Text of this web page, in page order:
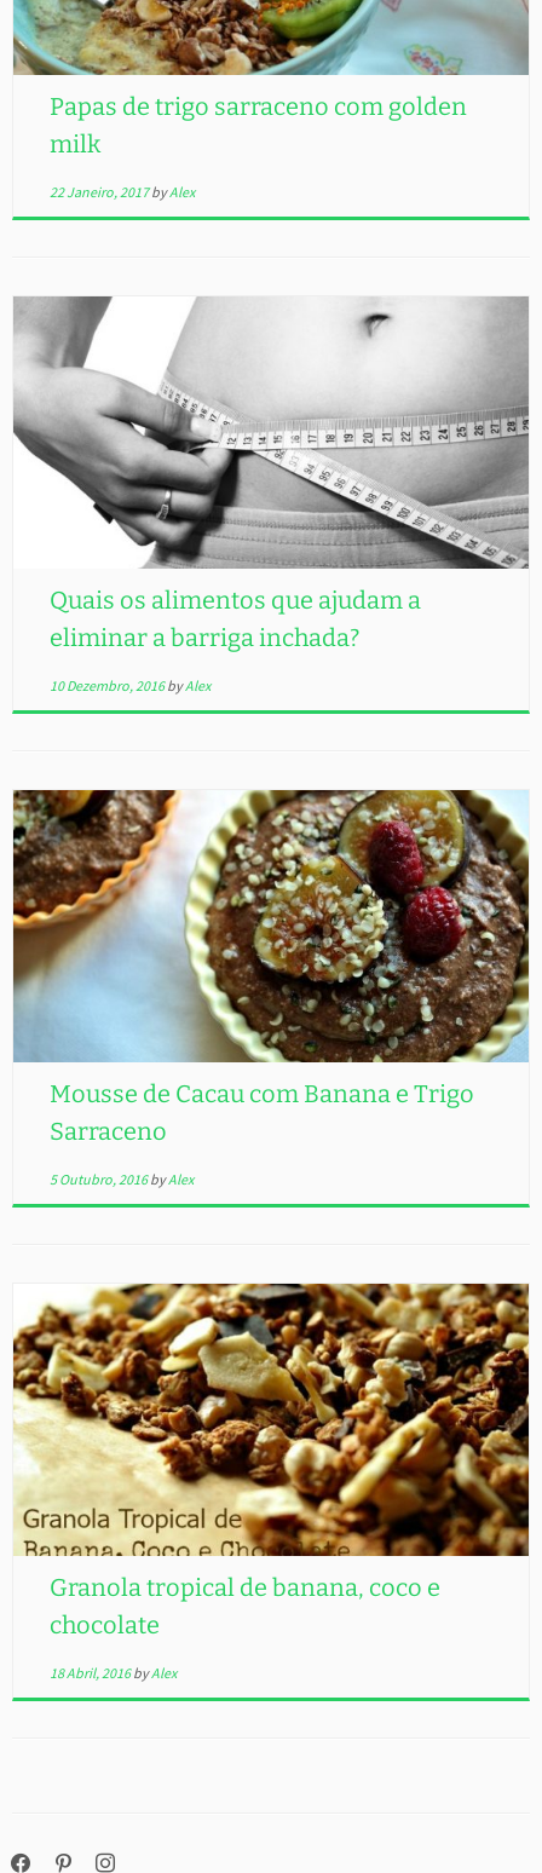
Papas de trigo sarraceno com golden
milk
22 Janeiro, 2017byAlex
Quais os alimentos que ajudam a
eliminar a barriga inchada?
10 Dezembro, 2016 byAlex
Mousse de Cacau com Banana e Trigo
Sarraceno
5 Outubro, 2016 byAlex
Granola tropical de banana, coco e
chocolate
18 Abril, 2016 byAlex
facebookpinterestinstagram